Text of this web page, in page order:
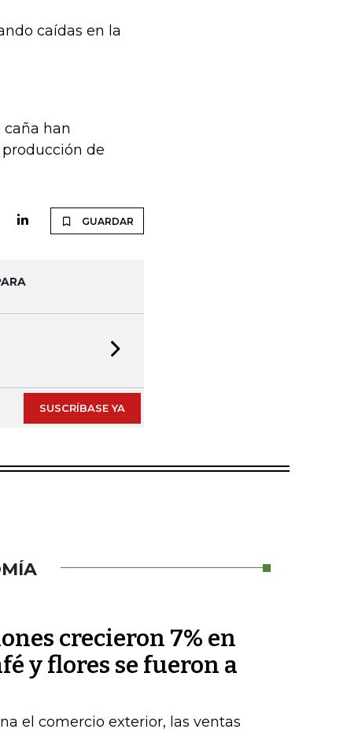
caídas en la
caña han
de
GUARDAR
SUSCRÍBASE YA
crecieron 7% en
y flores se fueron a
el comercio exterior, las ventas